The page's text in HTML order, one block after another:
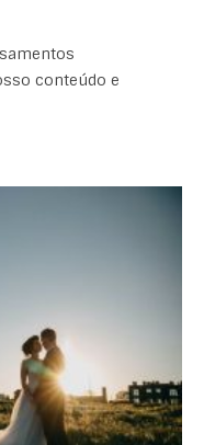
conteúdo e